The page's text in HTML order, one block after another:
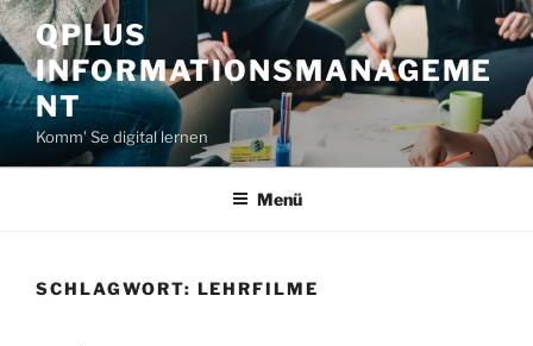
Zum
Inhalt
springen
QPLUS
INFORMATIONSMANAGEME
NT
Komm' Se digital lernen
Menü
SCHLAGWORT: LEHRFILME